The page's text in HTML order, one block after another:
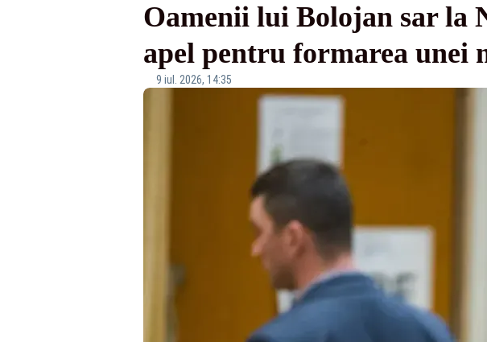
Oamenii lui Bolojan sar la
apel pentru formarea unei
9 iul. 2026, 14:35